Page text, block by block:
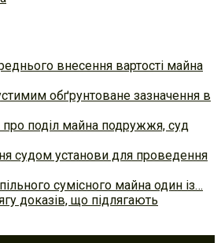
внесення вартості майна
обґрунтоване зазначення в
поділ майна подружжя, суд
судом установи для проведення
сумісного майна один із…
доказів, що підлягають